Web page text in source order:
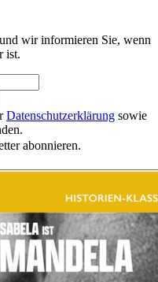
wir informieren Sie, wenn
ist.
Datenschutzerklärung sowie
abonnieren.